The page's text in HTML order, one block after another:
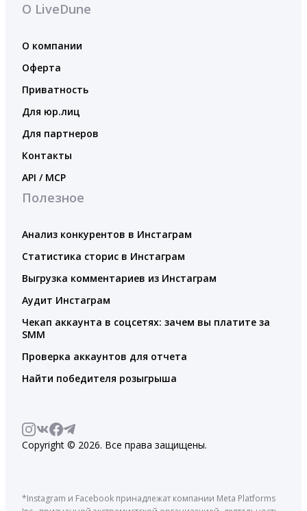
О LiveDune
О компании
Оферта
Приватность
Для юр.лиц
Для партнеров
Контакты
API / MCP
Полезное
Анализ конкурентов в Инстаграм
Статистика сторис в Инстаграм
Выгрузка комментариев из Инстаграм
Аудит Инстаграм
Чекап аккаунта в соцсетях: зачем вы платите за
SMM
Проверка аккаунтов для отчета
Найти победителя розыгрыша
Copyright © 2026. Все права защищены.
*Instagram и Facebook принадлежат компании Meta Platforms